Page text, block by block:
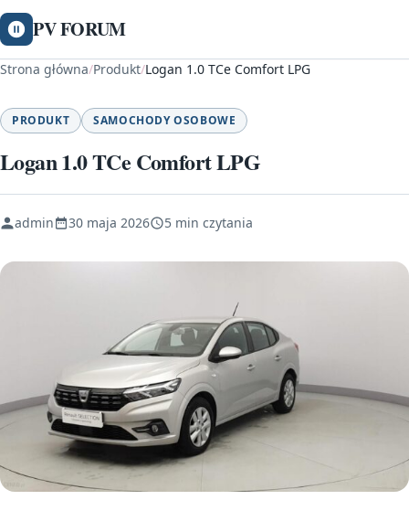
PV FORUM
Strona główna/Produkt/Logan 1.0 TCe Comfort LPG
PRODUKT SAMOCHODY OSOBOWE
Logan 1.0 TCe Comfort LPG
admin 30 maja 2026 5 min czytania